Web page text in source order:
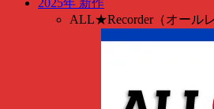
ALL★Recorder（オール